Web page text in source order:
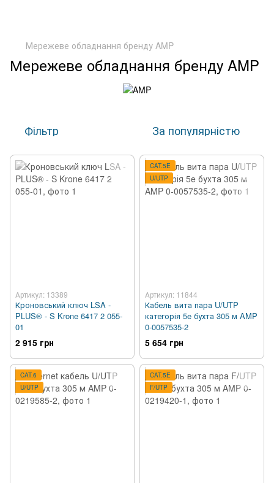
Мережеве обладнання бренду AMP
Мережеве обладнання бренду AMP
Фільтр За популярністю
Артикул: 13389
Кроновський ключ LSA -
PLUS® - S Krone 6417 2 055-
01
2 915 грн
CAT.5E
U/UTP
Артикул: 11844
Кабель вита пара U/UTP
категорія 5e бухта 305 м AMP
0-0057535-2
5 654 грн
CAT.6
U/UTP
CAT.5E
F/UTP